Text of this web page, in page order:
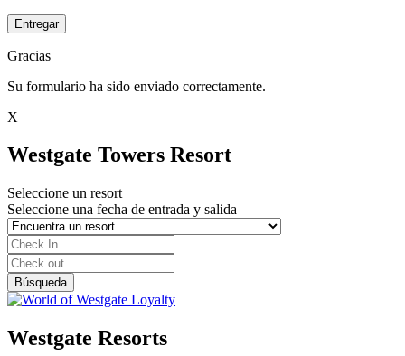
Entregar
Gracias
Su formulario ha sido enviado correctamente.
X
Westgate Towers Resort
Seleccione un resort
Seleccione una fecha de entrada y salida
Westgate Resorts